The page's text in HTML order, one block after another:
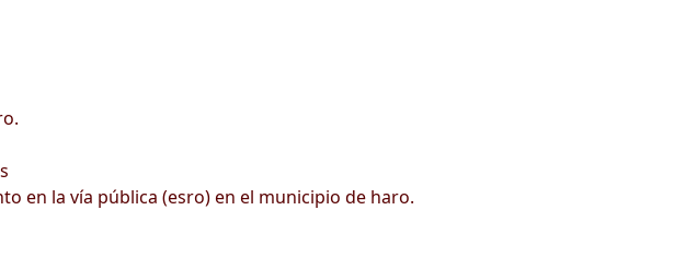
en la vía pública (esro) en el municipio de haro.